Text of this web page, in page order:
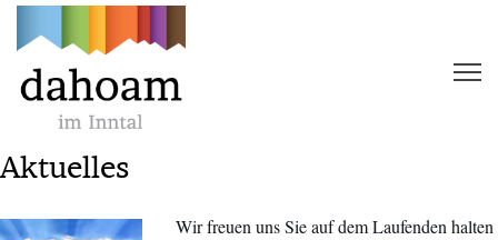
Aktuelles
Wir freuen uns Sie auf dem Laufenden halten